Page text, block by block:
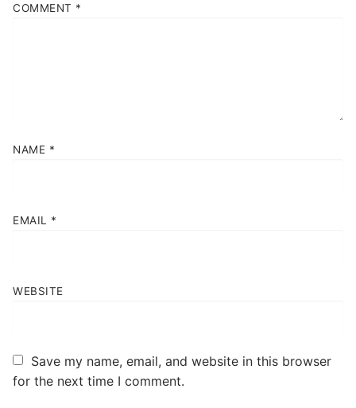
COMMENT *
NAME *
EMAIL *
WEBSITE
Save my name, email, and website in this browser
for the next time I comment.